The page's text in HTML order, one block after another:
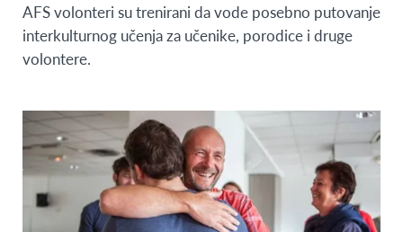
AFS volonteri su trenirani da vode posebno putovanje
interkulturnog učenja za učenike, porodice i druge
volontere.